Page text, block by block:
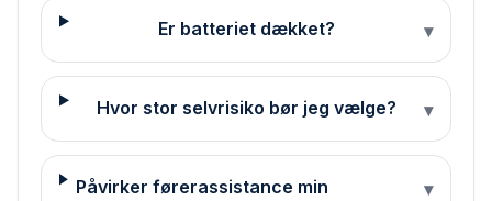
Er batteriet dækket? ▾
Hvor stor selvrisiko bør jeg vælge? ▾
Påvirker førerassistance min
▾